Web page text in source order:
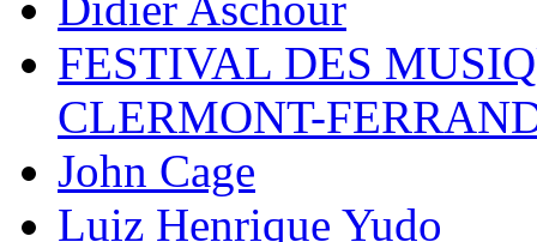
FESTIVAL DES
CLERMONT-
John Cage
Luiz Henrique Yudo